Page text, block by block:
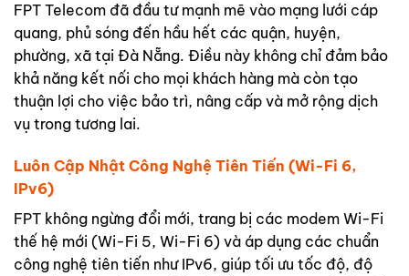
FPT Telecom đã đầu tư mạnh mẽ vào mạng lưới cáp
quang, phủ sóng đến hầu hết các quận, huyện,
phường, xã tại Đà Nẵng. Điều này không chỉ đảm bảo
khả năng kết nối cho mọi khách hàng mà còn tạo
thuận lợi cho việc bảo trì, nâng cấp và mở rộng dịch
vụ trong tương lai.
Luôn Cập Nhật Công Nghệ Tiên Tiến (Wi-Fi 6,
IPv6)
FPT không ngừng đổi mới, trang bị các modem Wi-Fi
thế hệ mới (Wi-Fi 5, Wi-Fi 6) và áp dụng các chuẩn
công nghệ tiên tiến như IPv6, giúp tối ưu tốc độ, độ